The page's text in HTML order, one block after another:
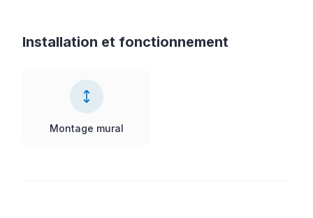
Installation et fonctionnement
Montage mural